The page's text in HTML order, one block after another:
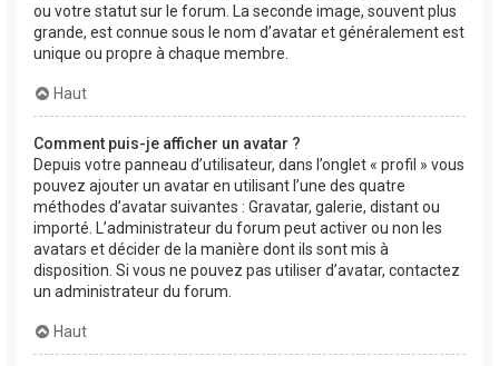
ou votre statut sur le forum. La seconde image, souvent plus
grande, est connue sous le nom d’avatar et généralement est
unique ou propre à chaque membre.
Haut
Comment puis-je afficher un avatar ?
Depuis votre panneau d’utilisateur, dans l’onglet « profil » vous
pouvez ajouter un avatar en utilisant l’une des quatre
méthodes d’avatar suivantes : Gravatar, galerie, distant ou
importé. L’administrateur du forum peut activer ou non les
avatars et décider de la manière dont ils sont mis à
disposition. Si vous ne pouvez pas utiliser d’avatar, contactez
un administrateur du forum.
Haut